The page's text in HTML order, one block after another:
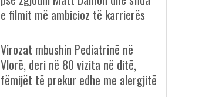
e filmit më ambicioz të karrierës
Virozat mbushin Pediatrinë në
Vlorë, deri në 80 vizita në ditë,
fëmijët të prekur edhe me alergjitë